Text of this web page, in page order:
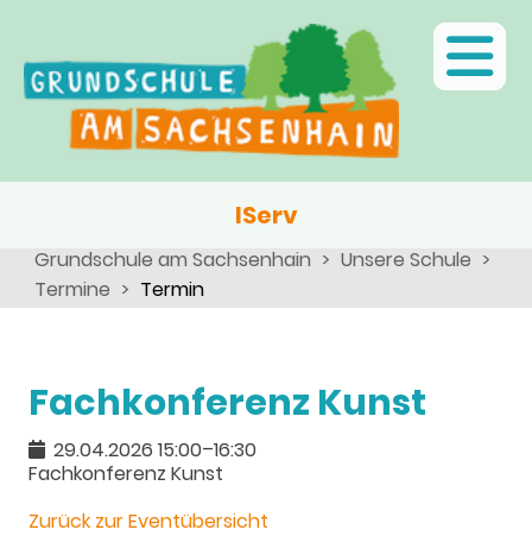
IServ
Grundschule am Sachsenhain
Unsere Schule
Termine
Termin
Fachkonferenz Kunst
29.04.2026 15:00–16:30
Fachkonferenz Kunst
Zurück zur Eventübersicht
Kinder
Eltern
Schulsozialarbeit
Schulseelsorge
Angebote, Projekte, Aktionen, Arbeitsgemeinschaften